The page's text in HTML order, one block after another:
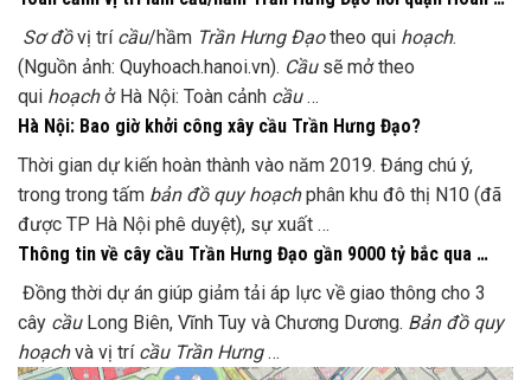
Sơ đồvị trí cầu/hầm Trần Hưng Đạotheo qui hoạch.
(Nguồn ảnh: Quyhoach.hanoi.vn). Cầusẽ mở theo
qui hoạchở Hà Nội: Toàn cảnh cầu…
Hà Nội: Bao giờ khởi công xây cầu Trần Hưng Đạo?
Thời gian dự kiến hoàn thành vào năm 2019. Đáng chú ý,
trong trong tấm bản đồ quy hoạchphân khu đô thị N10 (đã
được TP Hà Nội phê duyệt), sự xuất …
Thông tin về cây cầu Trần Hưng Đạo gần 9000 tỷ bắc qua …
Đồng thời dự án giúp giảm tải áp lực về giao thông cho 3
cây cầuLong Biên, Vĩnh Tuy và Chương Dương. Bản đồ quy
hoạchvà vị trí cầu Trần Hưng…